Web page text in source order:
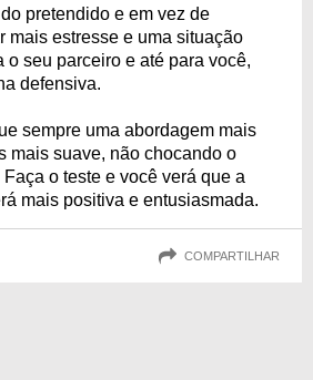
pretendido e em vez de
mais estresse e uma situação
o seu parceiro e até para você,
defensiva.
sempre uma abordagem mais
mais suave, não chocando o
o teste e você verá que a
mais positiva e entusiasmada.
COMPARTILHAR